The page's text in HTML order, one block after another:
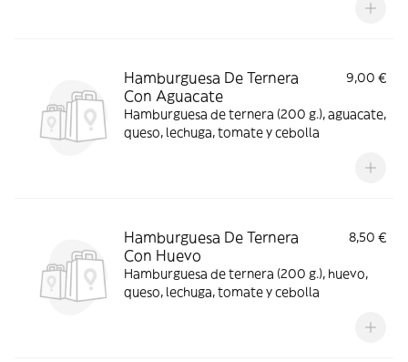
Hamburguesa De Ternera
Con Aguacate
9,00 €
Hamburguesa de ternera (200 g.), aguacate,
queso, lechuga, tomate y cebolla
Hamburguesa De Ternera
Con Huevo
8,50 €
Hamburguesa de ternera (200 g.), huevo,
queso, lechuga, tomate y cebolla